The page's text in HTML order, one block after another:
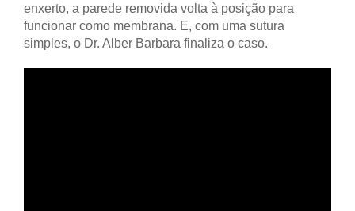
enxerto, a parede removida volta à posição para
funcionar como membrana. E, com uma sutura
simples, o Dr. Alber Barbara finaliza o caso.